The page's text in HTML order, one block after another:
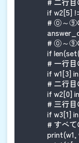
if
# ⓪
#
if
#
if
#
if
#
if
#